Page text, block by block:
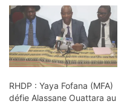
RHDP : Yaya Fofana (MFA)
défie Alassane Ouattara au